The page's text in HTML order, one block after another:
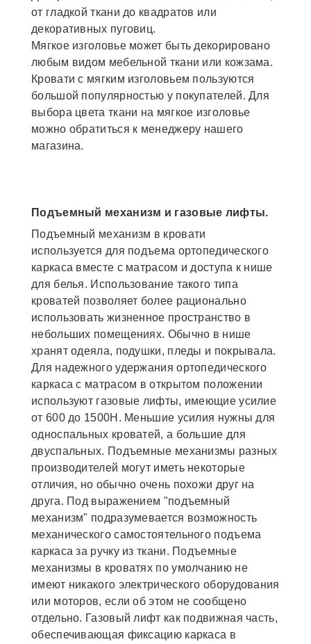
от гладкой ткани до квадратов или
декоративных пуговиц.
Мягкое изголовье может быть декорировано
любым видом мебельной ткани или кожзама.
Кровати с мягким изголовьем пользуются
большой популярностью у покупателей. Для
выбора цвета ткани на мягкое изголовье
можно обратиться к менеджеру нашего
магазина.
Подъемный механизм и газовые лифты.
Подъемный механизм в кровати
используется для подъема ортопедического
каркаса вместе с матрасом и доступа к нише
для белья. Использование такого типа
кроватей позволяет более рационально
использовать жизненное пространство в
небольших помещениях. Обычно в нише
хранят одеяла, подушки, пледы и покрывала.
Для надежного удержания ортопедического
каркаса с матрасом в открытом положении
используют газовые лифты, имеющие усилие
от 600 до 1500Н. Меньшие усилия нужны для
односпальных кроватей, а большие для
двуспальных. Подъемные механизмы разных
производителей могут иметь некоторые
отличия, но обычно очень похожи друг на
друга. Под выражением "подъемный
механизм" подразумевается возможность
механического самостоятельного подъема
каркаса за ручку из ткани. Подъемные
механизмы в кроватях по умолчанию не
имеют никакого электрического оборудования
или моторов, если об этом не сообщено
отдельно. Газовый лифт как подвижная часть,
обеспечивающая фиксацию каркаса в